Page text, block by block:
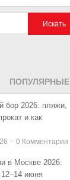
ПОПУЛЯРНЫЕ
ЗАПИСИ
бор 2026: пляжи,
и как
- 0 Комментарии
в Москве 2026:
12–14 июня